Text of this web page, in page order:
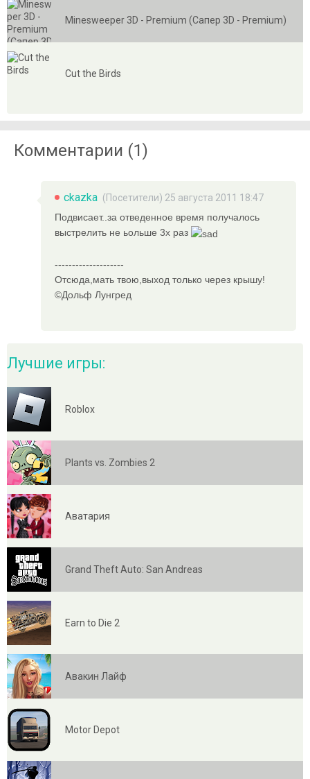
Minesweeper 3D - Premium (Сапер 3D - Premium)
Cut the Birds
Комментарии (1)
ckazka (Посетители) 25 августа 2011 18:47
Подвисает..за отведенное время получалось
выстрелить не ьольше 3х раз
--------------------
Отсюда,мать твою,выход только через крышу!
©Дольф Лунгред
Лучшие игры:
Roblox
Plants vs. Zombies 2
Аватария
Grand Theft Auto: San Andreas
Earn to Die 2
Авакин Лайф
Motor Depot